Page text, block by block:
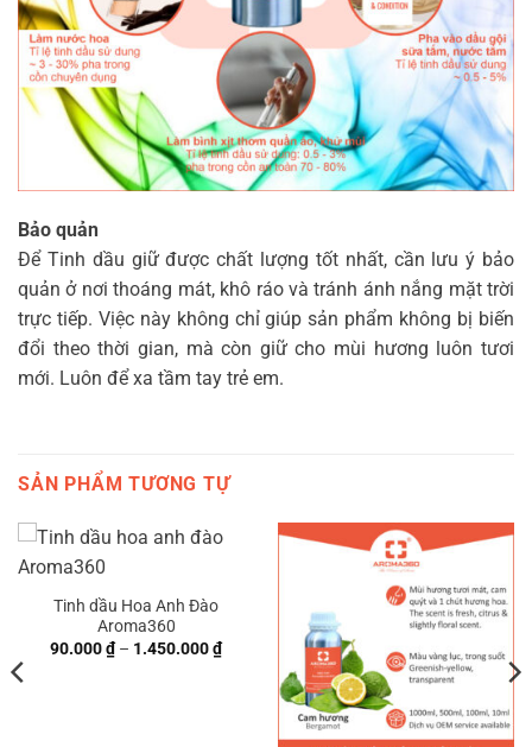
Bảo quản
Để Tinh dầu giữ được chất lượng tốt nhất, cần lưu ý bảo
quản ở nơi thoáng mát, khô ráo và tránh ánh nắng mặt trời
trực tiếp. Việc này không chỉ giúp sản phẩm không bị biến
đổi theo thời gian, mà còn giữ cho mùi hương luôn tươi
mới. Luôn để xa tầm tay trẻ em.
SẢN PHẨM TƯƠNG TỰ
Tinh dầu Hoa Anh Đào
Aroma360
90.000₫ – 1.450.000₫Khoảng
giá:
90.000 ₫
1.450.000 ₫